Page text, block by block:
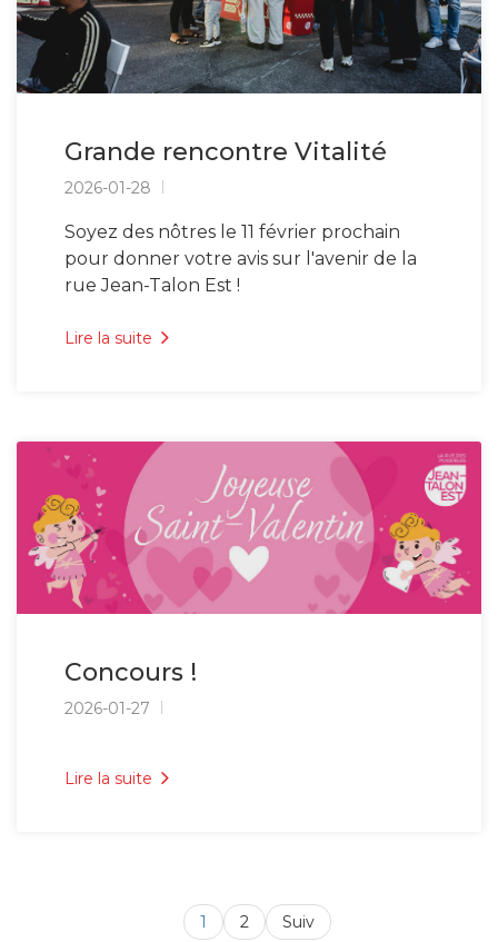
Grande rencontre Vitalité
2026-01-28
Soyez des nôtres le 11 février prochain
pour donner votre avis sur l'avenir de la
rue Jean-Talon Est !
Lire la suite
Concours !
2026-01-27
Lire la suite
1 2 Suiv